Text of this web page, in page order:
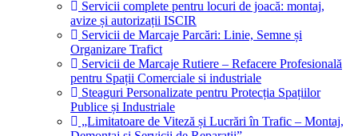
Servicii complete pentru locuri de joacă: montaj,
avize și autorizații ISCIR
Servicii de Marcaje Parcări: Linie, Semne și
Organizare Trafict
Servicii de Marcaje Rutiere – Refacere Profesională
pentru Spații Comerciale si industriale
Steaguri Personalizate pentru Protecția Spațiilor
Publice și Industriale
„Limitatoare de Viteză și Lucrări în Trafic – Montaj,